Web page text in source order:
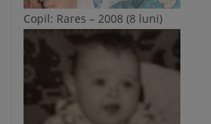
Copil: Rares – 2008 (8 luni)